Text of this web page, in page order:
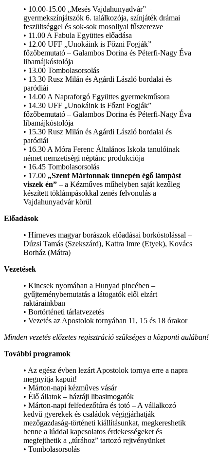
• 10.00-15.00 „Mesés Vajdahunyadvár” –
gyermekszínjátszók 6. találkozója, színjáték drámai
feszültséggel és sok-sok mosollyal fűszerezve
• 11.00 A Fabula Együttes előadása
• 12.00 UFF „Unokáink is Főzni Fogják”
főzőbemutató – Galambos Dorina és Péterfi-Nagy Éva
libamájkóstolója
• 13.00 Tombolasorsolás
• 13.30 Rusz Milán és Agárdi László bordalai és
paródiái
• 14.00 A Napraforgó Együttes gyermekműsora
• 14.30 UFF „Unokáink is Főzni Fogják”
főzőbemutató – Galambos Dorina és Péterfi-Nagy Éva
libamájkóstolója
• 15.30 Rusz Milán és Agárdi László bordalai és
paródiái
• 16.30 A Móra Ferenc Általános Iskola tanulóinak
német nemzetiségi néptánc produkciója
• 16.45 Tombolasorsolás
• 17.00 „Szent Mártonnak ünnepén égő lámpást
viszek én” – a Kézműves műhelyben saját kezűleg
készített töklámpásokkal zenés felvonulás a
Vajdahunyadvár körül
Előadások
• Hírneves magyar borászok előadásai borkóstolással –
Dúzsi Tamás (Szekszárd), Kattra Imre (Etyek), Kovács
Borház (Mátra)
Vezetések
• Kincsek nyomában a Hunyad pincében –
gyűjteménybemutatás a látogatók elől elzárt
raktárainkban
• Bortörténeti tárlatvezetés
• Vezetés az Apostolok tornyában 11, 15 és 18 órakor
Minden vezetés előzetes regisztráció szükséges a központi aulában!
További programok
• Az egész évben lezárt Apostolok tornya erre a napra
megnyitja kapuit!
• Márton-napi kézműves vásár
• Élő állatok – háztáji libasimogatók
• Márton-napi felfedezőtúra és totó – A vállalkozó
kedvű gyerekek és családok végigjárhatják
mezőgazdaság-történeti kiállításunkat, megkereshetik
benne a lúddal kapcsolatos érdekességeket és
megfejthetik a „túrához” tartozó rejtvényünket
• Tombolasorsolás